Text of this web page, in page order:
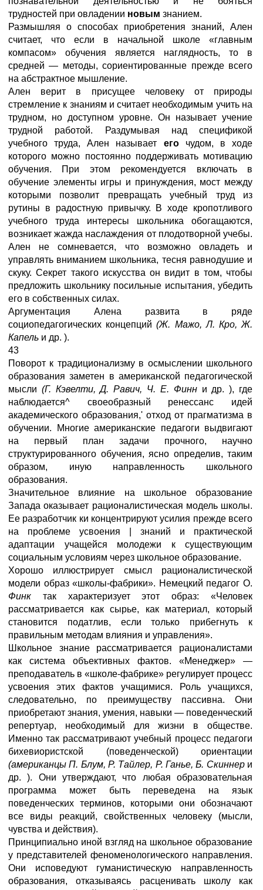
трудностей при овладении новым знанием.
Размышляя о способах приобретения знаний, Ален
считает, что если в начальной школе «главным
компасом» обучения является наглядность, то в
средней — методы, сориентированные прежде всего
на абстрактное мышление.
Ален верит в присущее человеку от природы
стремление к знаниям и считает необходимым учить на
трудном, но доступном уровне. Он называет учение
трудной работой. Раздумывая над спецификой
учебного труда, Ален называет его чудом, в ходе
которого можно постоянно поддерживать мотивацию
обучения. При этом рекомендуется включать в
обучение элементы игры и принуждения, мост между
которыми позволит превращать учебный труд из
рутины в радостную привычку. В ходе кропотливого
учебного труда интересы школьника обогащаются,
возникает жажда наслаждения от плодотворной учебы.
Ален не сомневается, что возможно овладеть и
управлять вниманием школьника, тесня равнодушие и
скуку. Секрет такого искусства он видит в том, чтобы
предложить школьнику посильные испытания, убедить
его в собственных силах.
Аргументация Алена развита в ряде
социопедагогических концепций(Ж. Мажо, Л. Кро, Ж.
Капель и др. ).
43
Поворот к традиционализму в осмыслении школьного
образования заметен в американской педагогической
мысли (Г. Кэвелти, Д. Равич, Ч. Е. Финни др. ), где
наблюдается^ своеобразный ренессанс идей
академического образования,' отход от прагматизма в
обучении. Многие американские педагоги выдвигают
на первый план задачи прочного, научно
структурированного обучения, ясно определив, таким
образом, иную направленность школьного
образования.
Значительное влияние на школьное образование
Запада оказывает рационалистическая модель школы.
Ее разработчик ки концентрируют усилия прежде всего
на проблеме усвоения | знаний и практической
адаптации учащейся молодежи к существующим
социальным условиям через школьное образование.
Хорошо иллюстрирует смысл рационалистической
модели образ «школы-фабрики». Немецкий педагог О.
Финк так характеризует этот образ: «Человек
рассматривается как сырье, как материал, который
становится податлив, если только прибегнуть к
правильным методам влияния и управления».
Школьное знание рассматривается рационалистами
как система объективных фактов. «Менеджер» —
преподаватель в «школе-фабрике» регулирует процесс
усвоения этих фактов учащимися. Роль учащихся,
следовательно, по преимуществу пассивна. Они
приобретают знания, умения, навыки — поведенческий
репертуар, необходимый для жизни в обществе.
Именно так рассматривают учебный процесс педагоги
бихевиористской (поведенческой) ориентации
(американцы П. Блум, Р. Тайлер, Р. Ганье, Б. Скиннери
др. ). Они утверждают, что любая образовательная
программа может быть переведена на язык
поведенческих терминов, которыми они обозначают
все виды реакций, свойственных человеку (мысли,
чувства и действия).
Принципиально иной взгляд на школьное образование
у представителей феноменологического направления.
Они исповедуют гуманистическую направленность
образования, отказываясь расценивать школу как